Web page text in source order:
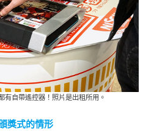
有自帶遙控器！照片是出租所用。
獎式的情形